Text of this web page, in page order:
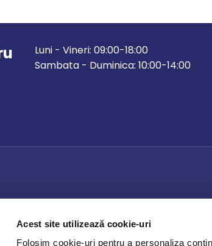
Acest site utilizează cookie-uri
Folosim cookie-uri pentru a personaliza
Luni - Vineri: 09:00-18:00
Sambata - Duminica: 10:00-14:00